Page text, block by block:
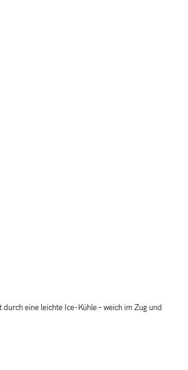
eine leichte Ice-Kühle – weich im Zug und